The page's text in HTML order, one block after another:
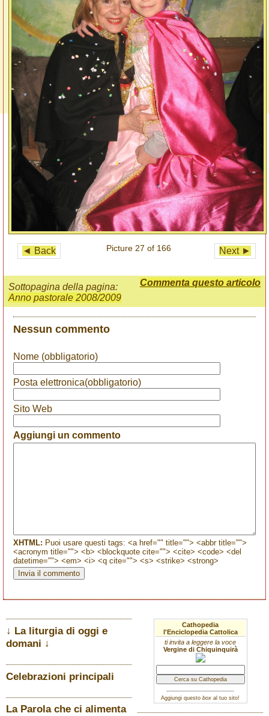
◄ Back Next ►
Picture 27 of 166
Commenta questo articolo
Sottopagina della pagina:
Anno pastorale 2008/2009
Nessun commento
Nome (obbligatorio)
Posta elettronica(obbligatorio)
Sito Web
Aggiungi un commento
XHTML: Puoi usare questi tags: <a href="" title=""> <abbr title="">
<acronym title=""> <b> <blockquote cite=""> <cite> <code> <del
datetime=""> <em> <i> <q cite=""> <s> <strike> <strong>
↓ La liturgia di oggi e
domani ↓
Celebrazioni principali
La Parola che ci alimenta
Cathopedia
l'Enciclopedia Cattolica
ti invita a leggere la voce
Vergine di Chiquinquirà
Aggiungi questo box al tuo sito!